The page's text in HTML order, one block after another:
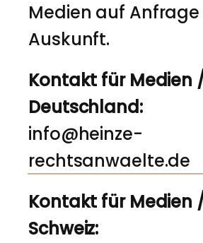
Medien auf
Auskunft.
Kontakt für Medien
Deutschland:
info@heinze-
rechtsanwaelte.de
Kontakt für Medien
Schweiz: